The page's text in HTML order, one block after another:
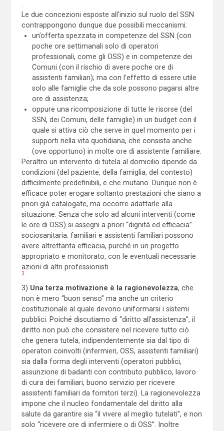
Le due concezioni esposte all’inizio sul ruolo del SSN
contrappongono dunque due possibili meccanismi:
un’offerta spezzata in competenze del SSN (con
poche ore settimanali solo di operatori
professionali, come gli OSS) e in competenze dei
Comuni (con il rischio di avere poche ore di
assistenti familiari); ma con l’effetto di essere utile
solo alle famiglie che da sole possono pagarsi altre
ore di assistenza;
oppure una ricomposizione di tutte le risorse (del
SSN, dei Comuni, delle famiglie) in un budget con il
quale si attiva ciò che serve in quel momento per i
supporti nella vita quotidiana, che consista anche
(ove opportuno) in molte ore di assistente familiare.
Peraltro un intervento di tutela al domicilio dipende da
condizioni (del paziente, della famiglia, del contesto)
difficilmente predefinibili, e che mutano. Dunque non è
efficace poter erogare soltanto prestazioni che siano a
priori già catalogate, ma occorre adattarle alla
situazione. Senza che solo ad alcuni interventi (come
le ore di OSS) si assegni a priori “dignità ed efficacia”
sociosanitaria: familiari e assistenti familiari possono
avere altrettanta efficacia, purché in un progetto
appropriato e monitorato, con le eventuali necessarie
azioni di altri professionisti.
3
3) Una terza motivazione è la ragionevolezza, che
non è mero “buon senso” ma anche un criterio
costituzionale al quale devono uniformarsi i sistemi
pubblici. Poiché discutiamo di “diritto all’assistenza”, il
diritto non può che consistere nel ricevere tutto ciò
che genera tutela, indipendentemente sia dal tipo di
operatori coinvolti (infermieri, OSS, assistenti familiari)
sia dalla forma degli interventi (operatori pubblici,
assunzione di badanti con contributo pubblico, lavoro
di cura dei familiari, buono servizio per ricevere
assistenti familiari da fornitori terzi). La ragionevolezza
impone che il nucleo fondamentale del diritto alla
salute da garantire sia “il vivere al meglio tutelati”, e non
solo “ricevere ore di infermiere o di OSS”. Inoltre